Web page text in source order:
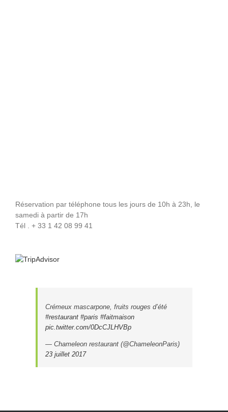
Réservation par téléphone tous les jours de 10h à 23h, le
samedi à partir de 17h
Tél . + 33 1 42 08 99 41
Crémeux mascarpone, fruits rouges d’été
#restaurant #paris #faitmaison
pic.twitter.com/0DcCJLHVBp
— Chameleon restaurant (@ChameleonParis)
23 juillet 2017